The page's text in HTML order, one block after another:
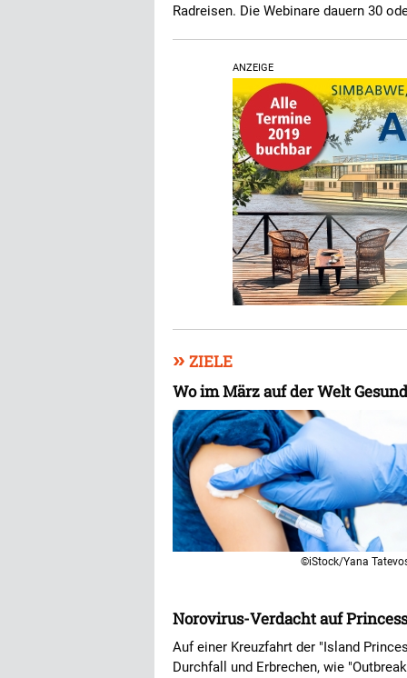
Radreisen. Die Webinare dauern 30
ANZEIGE
» ZIELE
Wo im März auf der Welt
©iStock/Yana
Norovirus-Verdacht auf
Auf einer Kreuzfahrt der "Island
Durchfall und Erbrechen, wie